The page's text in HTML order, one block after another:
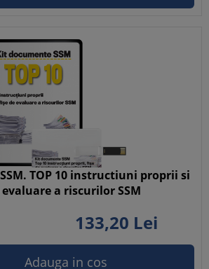
TOP 10 instructiuni proprii si
a riscurilor SSM
133,20 Lei
Adauga in cos